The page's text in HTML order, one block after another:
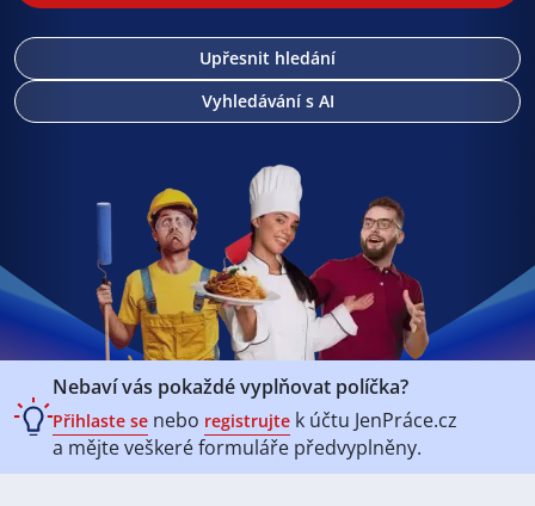
Upřesnit hledání
Vyhledávání s AI
Nebaví vás pokaždé vyplňovat políčka?
Přihlaste se nebo registrujte k účtu JenPráce.cz
a mějte veškeréformuláře předvyplněny.